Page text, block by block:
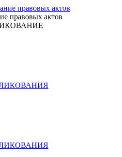
правовых актов